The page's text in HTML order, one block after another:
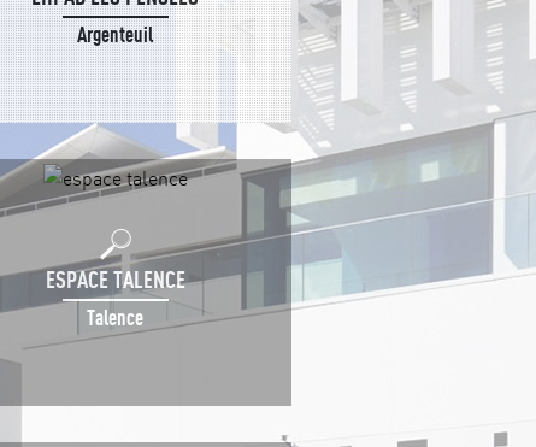
Argenteuil
ESPACE TALENCE
Talence